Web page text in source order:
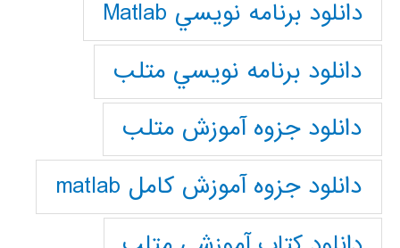
دانلود برنامه نويسي Matlab
دانلود برنامه نويسي متلب
دانلود جزوه آموزش متلب
دانلود جزوه آموزش کامل matlab